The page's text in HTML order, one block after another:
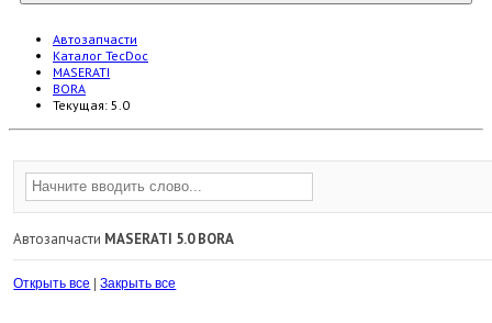
Автозапчасти
Каталог TecDoc
MASERATI
BORA
Текущая: 5.0
Автозапчасти MASERATI 5.0 BORA
Открыть все |Закрыть все